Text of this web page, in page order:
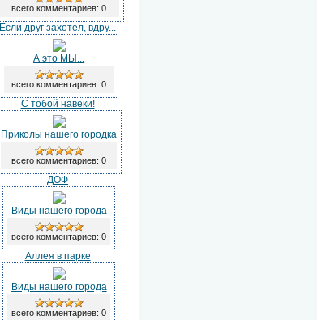
всего комментариев: 0
Если друг захотел, вдру...
А это МЫ...
всего комментариев: 0
С тобой навеки!
Приколы нашего городка
всего комментариев: 0
ДОФ
Виды нашего города
всего комментариев: 0
Аллея в парке
Виды нашего города
всего комментариев: 0